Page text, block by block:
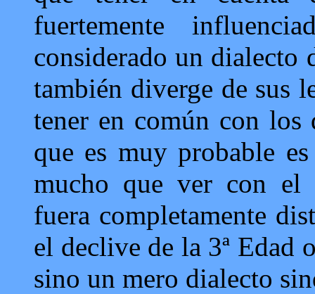
fuertemente
considerado un dialecto
también diverge de sus
tener en común con
que es muy probable
mucho que ver con el
fuera completamente
el declive de la 3ª Edad
sino un mero dialecto